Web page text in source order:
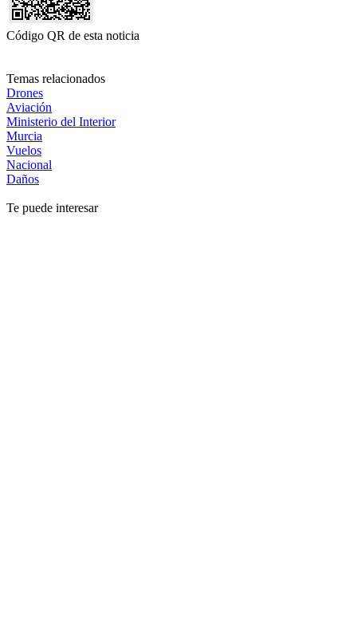
Código QR de esta noticia
Temas relacionados
Drones
Aviación
Ministerio del Interior
Murcia
Vuelos
Nacional
Daños
Te puede interesar